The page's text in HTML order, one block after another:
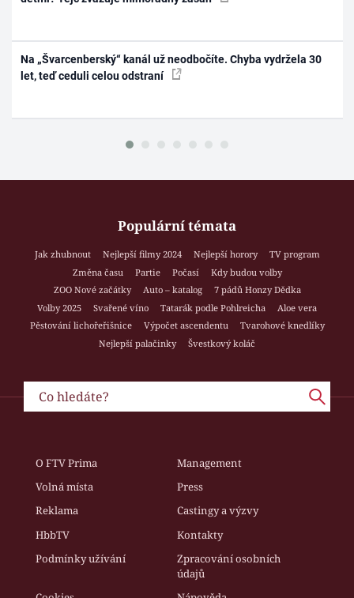
Na „Švarcenberský“ kanál už neodbočíte. Chyba vydržela 30
let, teď ceduli celou odstraní
Populární témata
Jak zhubnout Nejlepší filmy 2024 Nejlepší horory
TV program
Změna času
Partie Počasí
Kdy budou volby
ZOO Nové začátky
Auto – katalog
7 pádů Honzy Dědka
Volby 2025
Svařené víno Tatarák podle Pohlreicha
Aloe vera
Pěstování lichořeřišnice
Výpočet ascendentu
Tvarohové knedlíky
Nejlepší palačinky
Švestkový koláč
O FTV Prima
Management
Volná místa
Press
Reklama
Castingy a výzvy
HbbTV
Kontakty
Podmínky užívání
Zpracování osobních
údajů